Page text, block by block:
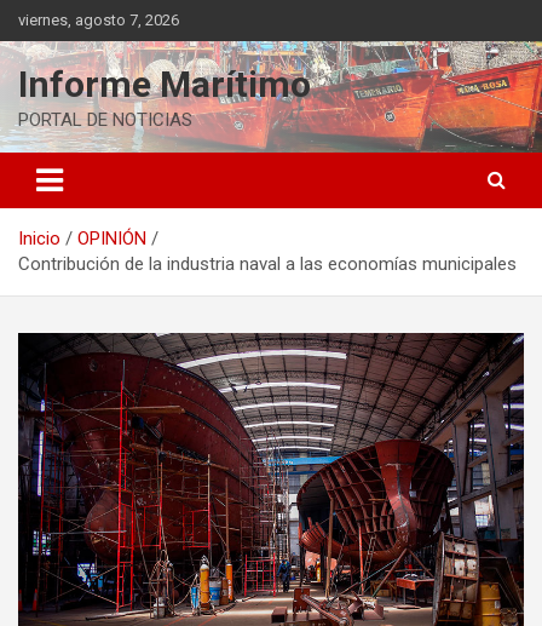
Saltar
al
contenido
viernes, agosto 7, 2026
Informe Marítimo
PORTAL DE NOTICIAS
Inicio
OPINIÓN
Contribución de la industria naval a las economías municipales